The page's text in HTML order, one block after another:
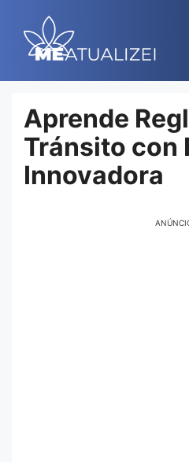
contenido
Aprende
Tránsito con
Innovadora